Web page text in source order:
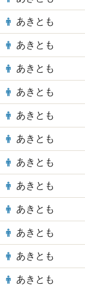
あきとも
あきとも
あきとも
あきとも
あきとも
あきとも
あきとも
あきとも
あきとも
あきとも
あきとも
あきとも